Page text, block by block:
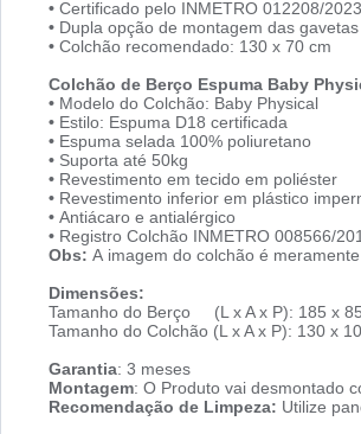
• Certificado pelo INMETRO 012208/2023
• Dupla opção de montagem das
• Colchão recomendado: 130 x 70 cm
Colchão de Berço Espuma Baby
• Modelo do Colchão: Baby Physical
• Estilo: Espuma D18 certificada
• Espuma selada 100% poliuretano
• Suporta até 50kg
• Revestimento em tecido em poliéster
• Revestimento inferior em plástico
• Antiácaro e antialérgico
• Registro Colchão INMETRO 008566/
Obs: A imagem do colchão é
Dimensões:
Tamanho do Berço (L x A x P): 185 x
Tamanho do Colchão (L x A x P): 130 x
Garantia: 3 meses
Montagem: O Produto vai desmontado
Recomendação de Limpeza: Utilize